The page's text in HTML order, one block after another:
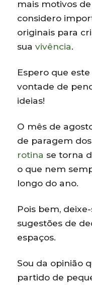
mais motivos
considero
originais para
suavivência.
Espero que
vontade de
ideias!
O mês de
de paragem
rotina se torna
o que nem
longo do ano.
Pois bem,
sugestões de
espaços.
Sou da opinião
partido de